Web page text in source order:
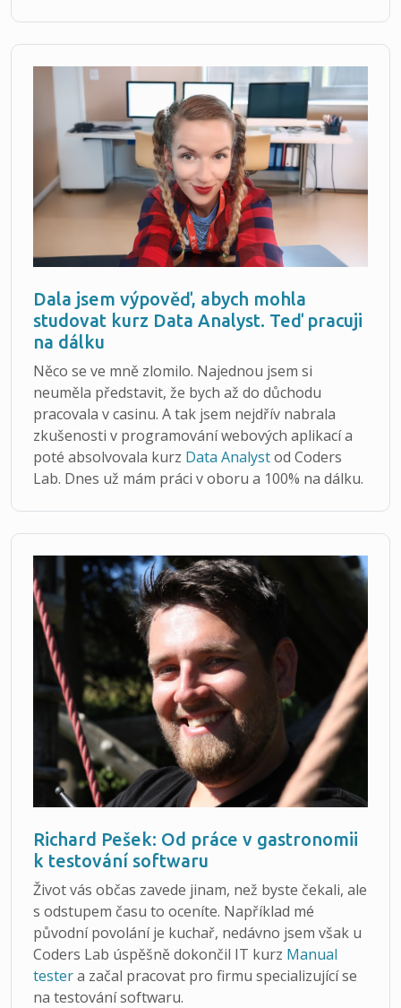
Dala jsem výpověď, abych mohla
studovat kurz Data Analyst. Teď pracuji
na dálku
Něco se ve mně zlomilo. Najednou jsem si
neuměla představit, že bych až do důchodu
pracovala v casinu. A tak jsem nejdřív nabrala
zkušenosti v programování webových aplikací a
poté absolvovala kurz Data Analystod Coders
Lab. Dnes už mám práci v oboru a 100% na dálku.
Richard Pešek: Od práce v gastronomii
k testování softwaru
Život vás občas zavede jinam, než byste čekali, ale
s odstupem času to oceníte. Například mé
původní povolání je kuchař, nedávno jsem však u
Coders Lab úspěšně dokončil IT kurz Manual
testera začal pracovat pro firmu specializující se
na testování softwaru.